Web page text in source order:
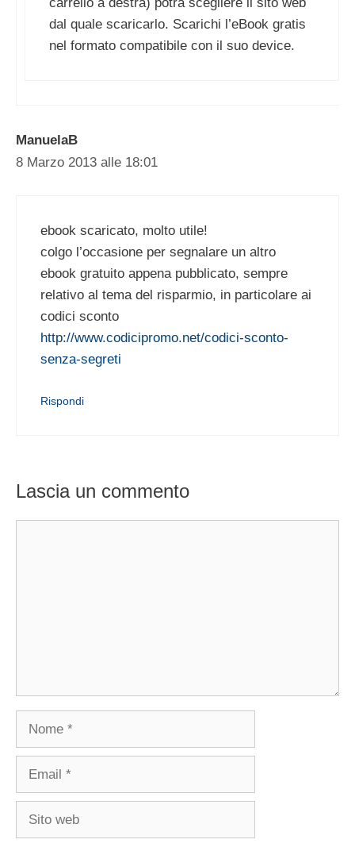
dal quale scaricarlo. Scarichi l’eBook gratis
nel formato compatibile con il suo device.
ManuelaB
8 Marzo 2013 alle 18:01
ebook scaricato, molto utile!
colgo l’occasione per segnalare un altro
ebook gratuito appena pubblicato, sempre
relativo al tema del risparmio, in particolare ai
codici sconto
http://www.codicipromo.net/codici-sconto-
senza-segreti
Rispondi
Lascia un commento